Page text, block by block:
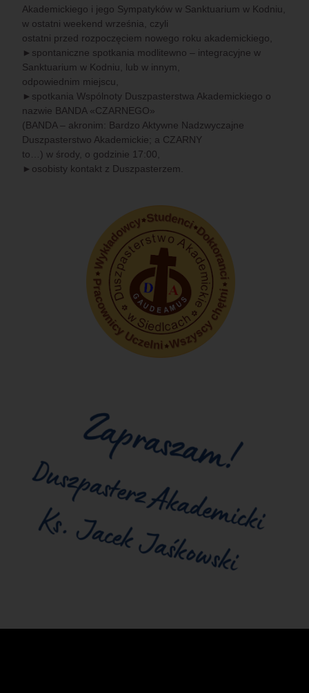
Akademickiego i jego Sympatyków w Sanktuarium w Kodniu,
w ostatni weekend września, czyli
ostatni przed rozpoczęciem nowego roku akademickiego,
►spontaniczne spotkania modlitewno – integracyjne w
Sanktuarium w Kodniu, lub w innym,
odpowiednim miejscu,
►spotkania Wspólnoty Duszpasterstwa Akademickiego o
nazwie BANDA «CZARNEGO»
(BANDA – akronim: Bardzo Aktywne Nadzwyczajne
Duszpasterstwo Akademickie; a CZARNY
to…) w środy, o godzinie 17:00,
►osobisty kontakt z Duszpasterzem.